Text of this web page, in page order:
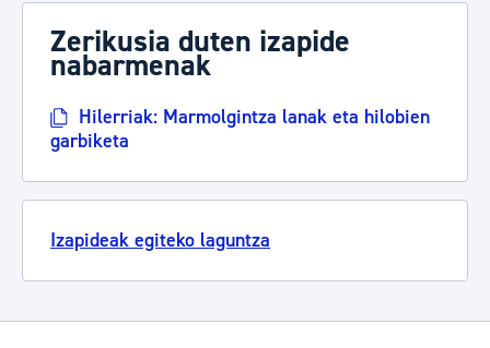
Zerikusia duten izapide
nabarmenak
Hilerriak: Marmolgintza lanak eta hilobien
garbiketa
Izapideak egiteko laguntza